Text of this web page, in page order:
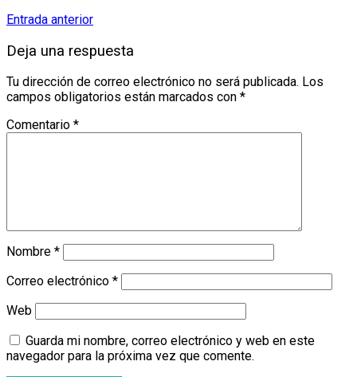
Entrada anterior
Deja una respuesta
Tu dirección de correo electrónico no será publicada. Los
campos obligatorios están marcados con *
Comentario *
Nombre *
Correo electrónico *
Web
Guarda mi nombre, correo electrónico y web en este
navegador para la próxima vez que comente.